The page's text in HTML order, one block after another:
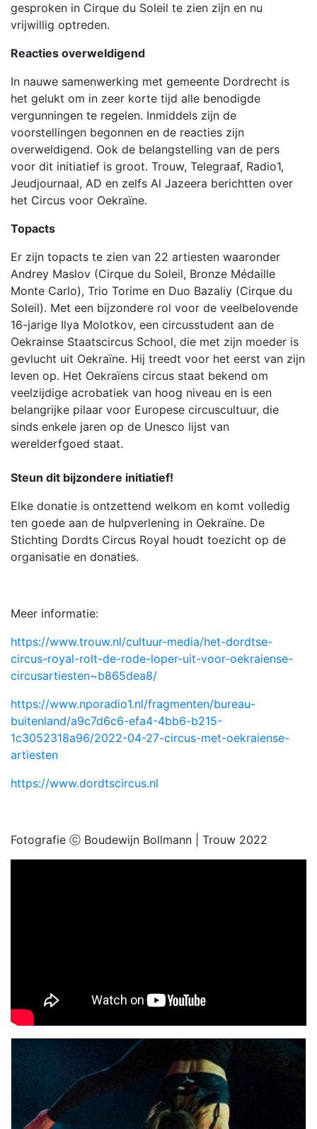
gesproken in Cirque du Soleil te zien zijn en nu
vrijwillig optreden.
Reacties overweldigend
In nauwe samenwerking met gemeente Dordrecht is
het gelukt om in zeer korte tijd alle benodigde
vergunningen te regelen. Inmiddels zijn de
voorstellingen begonnen en de reacties zijn
overweldigend. Ook de belangstelling van de pers
voor dit initiatief is groot. Trouw, Telegraaf, Radio1,
Jeudjournaal, AD en zelfs Al Jazeera berichtten over
het Circus voor Oekraïne.
Topacts
Er zijn topacts te zien van 22 artiesten waaronder
Andrey Maslov (Cirque du Soleil, Bronze Médaille
Monte Carlo), Trio Torime en Duo Bazaliy (Cirque du
Soleil). Met een bijzondere rol voor de veelbelovende
16-jarige Ilya Molotkov, een circusstudent aan de
Oekrainse Staatscircus School, die met zijn moeder is
gevlucht uit Oekraïne. Hij treedt voor het eerst van zijn
leven op. Het Oekraïens circus staat bekend om
veelzijdige acrobatiek van hoog niveau en is een
belangrijke pilaar voor Europese circuscultuur, die
sinds enkele jaren op de Unesco lijst van
werelderfgoed staat.
Steun dit bijzondere initiatief!
Elke donatie is ontzettend welkom en komt volledig
ten goede aan de hulpverlening in Oekraïne. De
Stichting Dordts Circus Royal houdt toezicht op de
organisatie en donaties.
Meer informatie:
https://www.trouw.nl/cultuur-media/het-dordtse-
circus-royal-rolt-de-rode-loper-uit-voor-oekraiense-
circusartiesten~b865dea8/
https://www.nporadio1.nl/fragmenten/bureau-
buitenland/a9c7d6c6-efa4-4bb6-b215-
1c3052318a96/2022-04-27-circus-met-oekraiense-
artiesten
https://www.dordtscircus.nl
Fotografie ⓒ Boudewijn Bollmann | Trouw 2022